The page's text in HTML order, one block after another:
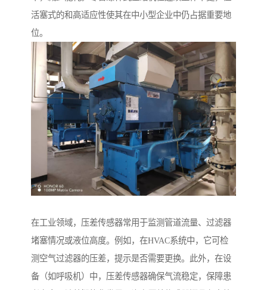
活塞式的和高适应性使其在中小型企业中仍占据重要地
位。
在工业领域，压差传感器常用于监测管道流量、过滤器
堵塞情况或液位高度。例如，在HVAC系统中，它可检
测空气过滤器的压差，提示是否需要更换。此外，在设
备（如呼吸机）中，压差传感器确保气流稳定，保障患